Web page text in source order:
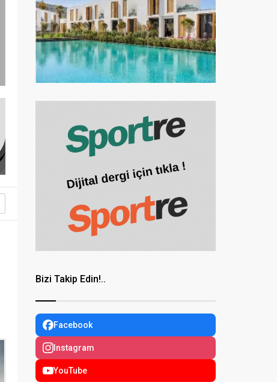
Bizi Takip Edin!..
Facebook
Instagram
YouTube